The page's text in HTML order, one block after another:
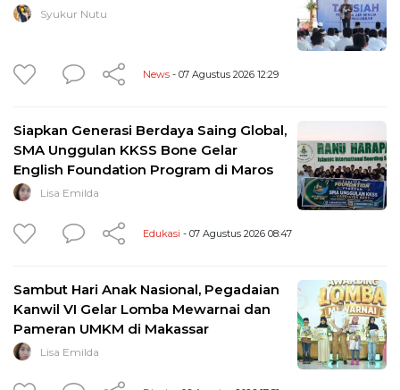
Syukur Nutu
News - 07 Agustus 2026 12:29
Siapkan Generasi Berdaya Saing Global,
SMA Unggulan KKSS Bone Gelar
English Foundation Program di Maros
Lisa Emilda
Edukasi - 07 Agustus 2026 08:47
Sambut Hari Anak Nasional, Pegadaian
Kanwil VI Gelar Lomba Mewarnai dan
Pameran UMKM di Makassar
Lisa Emilda